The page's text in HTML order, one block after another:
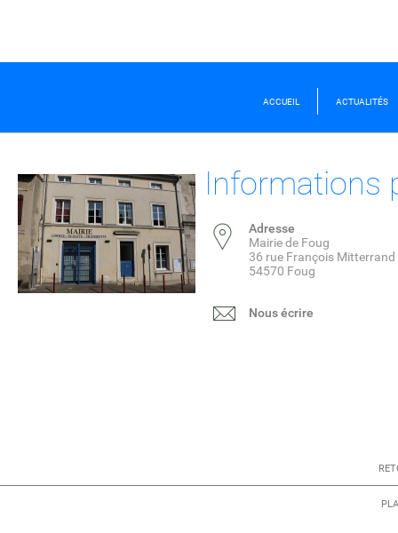
ACCUEIL ACTUALITÉS
Informations
Adresse
Mairie de Foug
36 rue François Mitterrand
54570 Foug
Nous écrire